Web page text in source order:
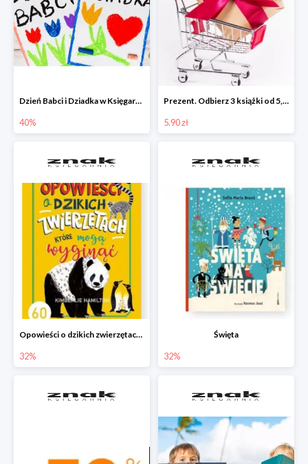
Dzień Babci i Dziadka w Księgarni Znak do -40%
40%
Prezent. Odbierz 3 książki od 5,90zł
5.90 zł
Opowieści o dzikich zwierzętach, które mogą wyginąć.
32%
Święta
32%